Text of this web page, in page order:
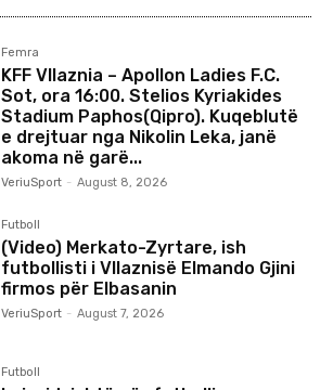
Femra
KFF Vllaznia – Apollon Ladies F.C.
Sot, ora 16:00. Stelios Kyriakides
Stadium Paphos(Qipro). Kuqeblutë
e drejtuar nga Nikolin Leka, janë
akoma në garë...
VeriuSport - August 8, 2026
Futboll
(Video) Merkato-Zyrtare, ish
futbollisti i Vllaznisë Elmando Gjini
firmos për Elbasanin
VeriuSport - August 7, 2026
Futboll